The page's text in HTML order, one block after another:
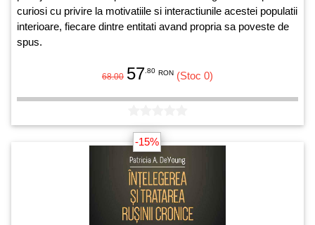
curiosi cu privire la motivatiile si interactiunile acestei populatii
interioare, fiecare dintre entitati avand propria sa poveste de
spus.
68.00 57 .80 RON (Stoc 0)
-15%